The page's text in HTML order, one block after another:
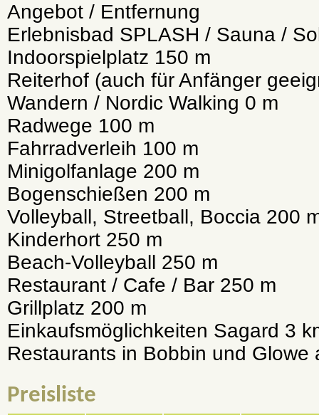
Angebot / Entfernung
Erlebnisbad SPLASH / Sauna /
Indoorspielplatz 150 m
Reiterhof (auch für Anfänger
Wandern / Nordic Walking 0 m
Radwege 100 m
Fahrradverleih 100 m
Minigolfanlage 200 m
Bogenschießen 200 m
Volleyball, Streetball, Boccia 200
Kinderhort 250 m
Beach-Volleyball 250 m
Restaurant / Cafe / Bar 250 m
Grillplatz 200 m
Einkaufsmöglichkeiten Sagard 3
Restaurants in Bobbin und Glowe
Preisliste